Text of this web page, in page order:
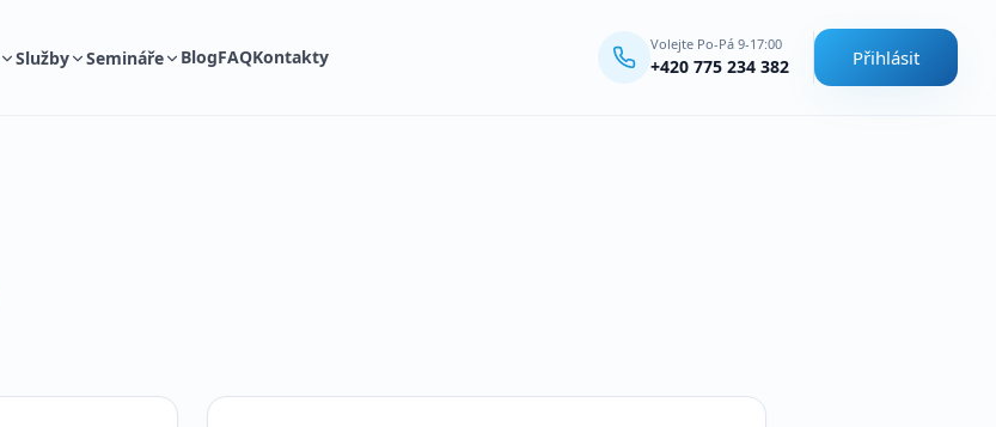
Služby Semináře BlogFAQKontakty
Volejte Po-Pá 9-17:00
+420 775 234 382 Přihlásit